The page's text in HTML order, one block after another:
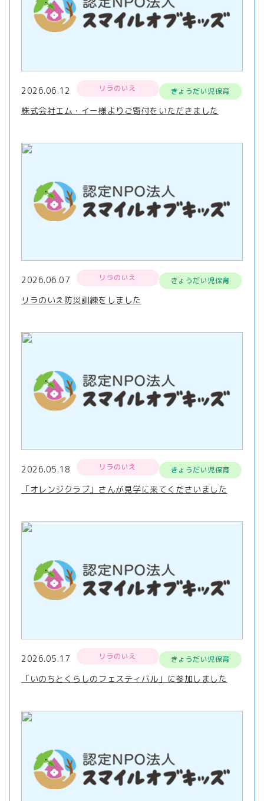
2026.06.12 リラのいえ きょうだい児保育
株式会社エム・イー様よりご寄付をいただきました
2026.06.07 リラのいえ きょうだい児保育
リラのいえ防災訓練をしました
2026.05.18 リラのいえ きょうだい児保育
「オレンジクラブ」さんが見学に来てくださいました
2026.05.17 リラのいえ きょうだい児保育
「いのちとくらしのフェスティバル」に参加しました